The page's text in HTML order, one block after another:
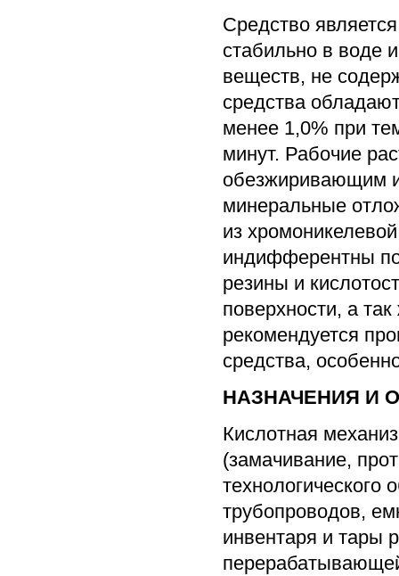
Средство
стабильно в воде
веществ, не
средства
менее 1,0% при
минут. Рабочие
обезжиривающим
минеральные
из
индифферентны
резины и
поверхности, а
рекомендуется
средства,
НАЗНАЧЕНИЯ И
Кислотная
(замачивание,
технологического
трубопроводов,
инвентаря и тары